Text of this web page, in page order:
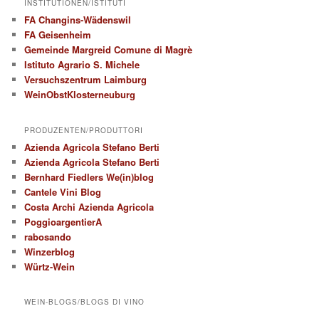
INSTITUTIONEN/ISTITUTI
FA Changins-Wädenswil
FA Geisenheim
Gemeinde Margreid Comune di Magrè
Istituto Agrario S. Michele
Versuchszentrum Laimburg
WeinObstKlosterneuburg
PRODUZENTEN/PRODUTTORI
Azienda Agricola Stefano Berti
Azienda Agricola Stefano Berti
Bernhard Fiedlers We(in)blog
Cantele Vini Blog
Costa Archi Azienda Agricola
PoggioargentierA
rabosando
Winzerblog
Würtz-Wein
WEIN-BLOGS/BLOGS DI VINO